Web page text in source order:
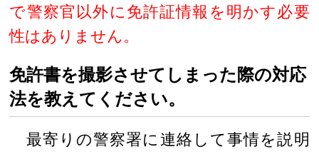
で警察官以外に免許証情報を明かす必要
性はありません。
免許書を撮影させてしまった際の対応
法を教えてください。
最寄りの警察署に連絡して事情を説明